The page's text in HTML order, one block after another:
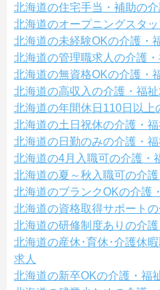
北海道の住宅手当・補助の
北海道のオープニングスタ
北海道の未経験OKの介護・
北海道の管理職求人の介護・
北海道の無資格OKの介護・
北海道の高収入の介護・福祉
北海道の年間休日110日以上
北海道の土日祝休の介護・福
北海道の日勤のみの介護・福
北海道の4月入職可の介護・
北海道の夏～秋入職可の介護
北海道のブランクOKの介護
北海道の資格取得サポート
北海道の研修制度ありの介護
北海道の産休･育休･介護休
求人
北海道の新卒OKの介護・福